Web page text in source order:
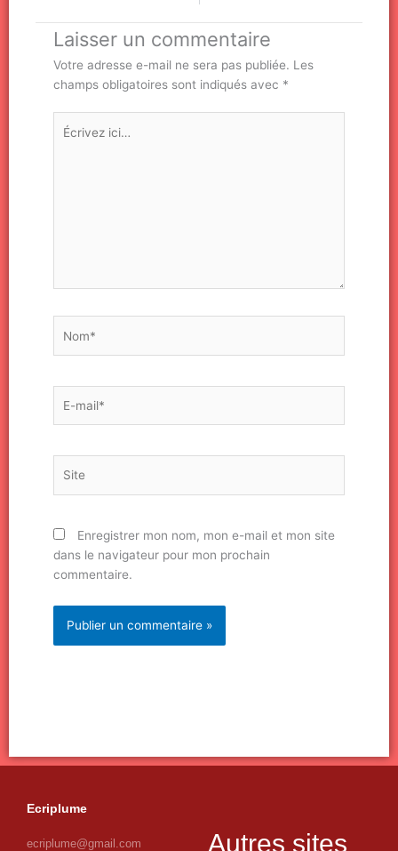
Laisser un commentaire
Votre adresse e-mail ne sera pas publiée. Les
champs obligatoires sont indiqués avec *
Écrivez
ici…
mail*
Enregistrer mon nom, mon e-mail et mon site
dans le navigateur pour mon prochain
commentaire.
Ecriplume
ecriplume@gmail.com Autres sites